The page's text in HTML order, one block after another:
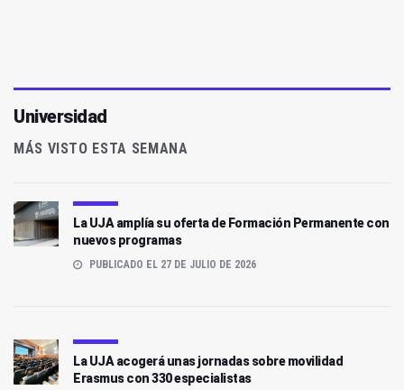
Universidad
MÁS VISTO ESTA SEMANA
La UJA amplía su oferta de Formación Permanente con
nuevos programas
PUBLICADO EL 27 DE JULIO DE 2026
La UJA acogerá unas jornadas sobre movilidad
Erasmus con 330 especialistas